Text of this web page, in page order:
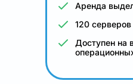
Аренда
120
Доступен на